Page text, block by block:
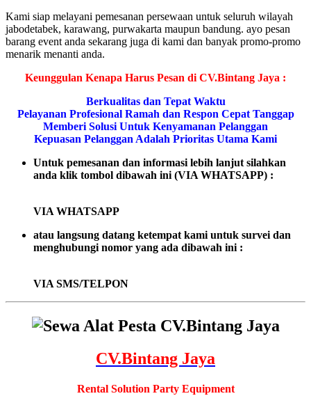
Kami siap melayani pemesanan persewaan untuk seluruh wilayah
jabodetabek, karawang, purwakarta maupun bandung. ayo pesan
barang event anda sekarang juga di kami dan banyak promo-promo
menarik menanti anda.
Keunggulan Kenapa Harus Pesan di CV.Bintang Jaya :
Berkualitas dan Tepat Waktu
Pelayanan Profesional Ramah dan Respon Cepat Tanggap
Memberi Solusi Untuk Kenyamanan Pelanggan
Kepuasan Pelanggan Adalah Prioritas Utama Kami
Untuk pemesanan dan informasi lebih lanjut silahkan
anda klik tombol dibawah ini (VIA WHATSAPP) :
VIA WHATSAPP
atau langsung datang ketempat kami untuk survei dan
menghubungi nomor yang ada dibawah ini :
VIA SMS/TELPON
CV.Bintang Jaya
Rental Solution Party Equipment